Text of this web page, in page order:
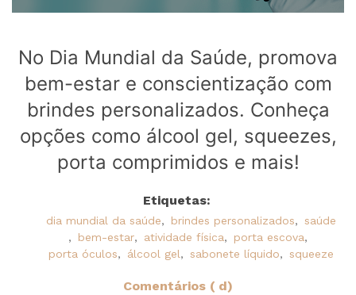
No Dia Mundial da Saúde, promova
bem-estar e conscientização com
brindes personalizados. Conheça
opções como álcool gel, squeezes,
porta comprimidos e mais!
Etiquetas:
dia mundial da saúde, brindes personalizados, saúde
,
bem-estar, atividade física, porta escova,
porta óculos, álcool gel, sabonete líquido, squeeze
Comentários ( d)